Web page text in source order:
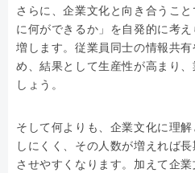
さらに、企業文化と向き合うこ
に何ができるか」を自発的に考
増します。従業員同士の情報共
め、結果として生産性が高まり
しょう。
そして何よりも、企業文化に理
しにくく、その人数が増えれば
させやすくなります。加えて企業